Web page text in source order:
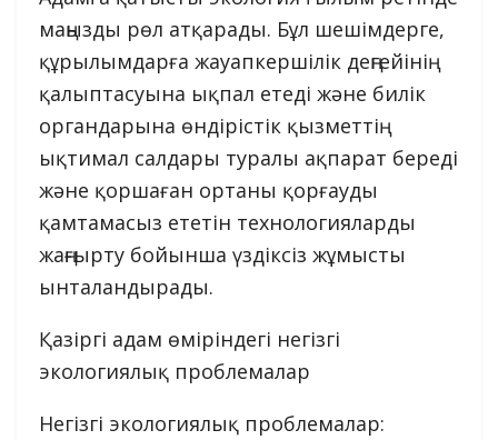
маңызды рөл атқарады. Бұл шешімдерге,
құрылымдарға жауапкершілік деңгейінің
қалыптасуына ықпал етеді және билік
органдарына өндірістік қызметтің
ықтимал салдары туралы ақпарат береді
және қоршаған ортаны қорғауды
қамтамасыз ететін технологияларды
жаңғырту бойынша үздіксіз жұмысты
ынталандырады.
Қазіргі адам өміріндегі негізгі
экологиялық проблемалар
Негізгі экологиялық проблемалар: